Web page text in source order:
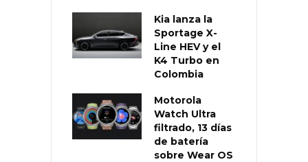
Kia lanza la
Sportage X-
Line HEV y el
K4 Turbo en
Colombia
Motorola
Watch Ultra
filtrado, 13 días
de batería
sobre Wear OS